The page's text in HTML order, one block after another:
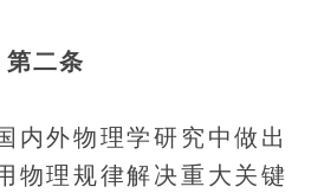
第二条
外物理学研究中做出
物理规律解决重大关键